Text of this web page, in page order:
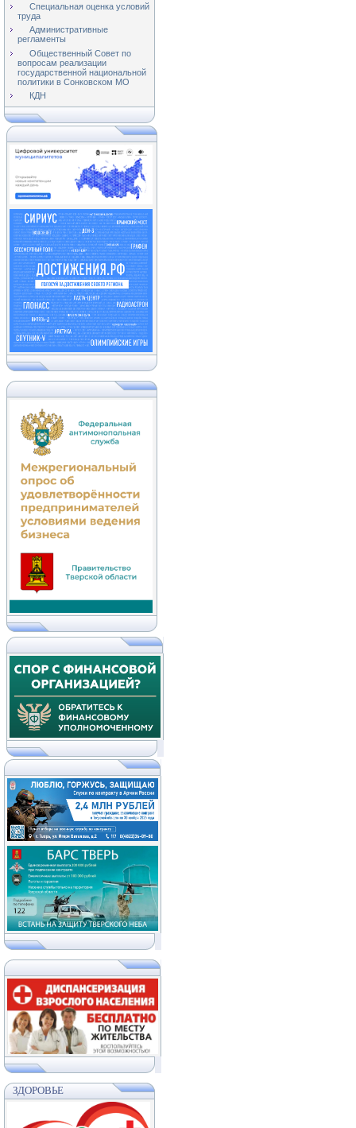
Специальная оценка условий
труда
Административные
регламенты
Общественный Совет по
вопросам реализации
государственной национальной
политики в Сонковском МО
КДН
ЗДОРОВЬЕ